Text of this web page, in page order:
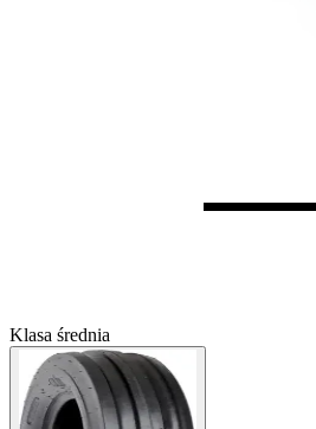
Klasa średnia